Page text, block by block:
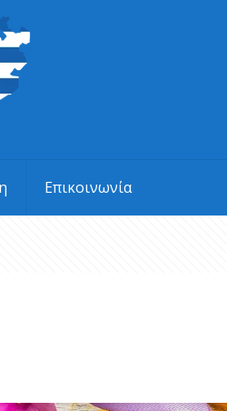
Επικοινωνία